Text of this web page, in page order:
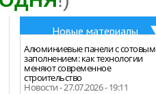
Новые материалы
Алюминиевые панели с сотовым
заполнением: как технологии
меняют современное
строительство
Новости - 27.07.2026 - 19:11